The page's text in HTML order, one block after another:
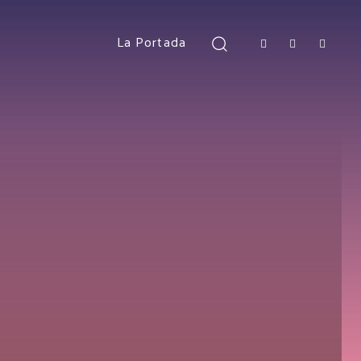
La Portada